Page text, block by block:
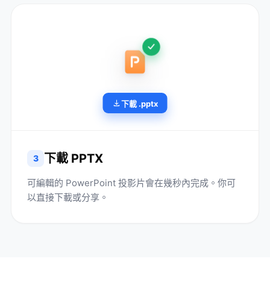
下載 .pptx
3 下載 PPTX
可編輯的 PowerPoint 投影片會在幾秒內完成。你可
以直接下載或分享。